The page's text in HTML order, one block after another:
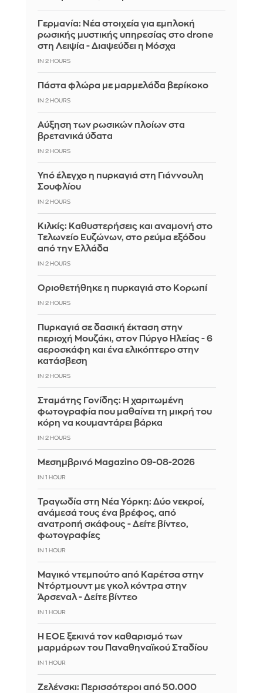
Γερμανία: Νέα στοιχεία για εμπλοκή
ρωσικής μυστικής υπηρεσίας στο drone
στη Λειψία - Διαψεύδει η Μόσχα
IN 2 HOURS
Πάστα φλώρα με μαρμελάδα βερίκοκο
IN 2 HOURS
Αύξηση των ρωσικών πλοίων στα
βρετανικά ύδατα
IN 2 HOURS
Υπό έλεγχο η πυρκαγιά στη Γιάννουλη
Σουφλίου
IN 2 HOURS
Κιλκίς: Καθυστερήσεις και αναμονή στο
Τελωνείο Ευζώνων, στο ρεύμα εξόδου
από την Ελλάδα
IN 2 HOURS
Οριοθετήθηκε η πυρκαγιά στο Κορωπί
IN 2 HOURS
Πυρκαγιά σε δασική έκταση στην
περιοχή Μουζάκι, στον Πύργο Ηλείας - 6
αεροσκάφη και ένα ελικόπτερο στην
κατάσβεση
IN 2 HOURS
Σταμάτης Γονίδης: Η χαριτωμένη
φωτογραφία που μαθαίνει τη μικρή του
κόρη να κουμαντάρει βάρκα
IN 2 HOURS
Μεσημβρινό Magazino 09-08-2026
IN 1 HOUR
Τραγωδία στη Νέα Υόρκη: Δύο νεκροί,
ανάμεσά τους ένα βρέφος, από
ανατροπή σκάφους - Δείτε βίντεο,
φωτογραφίες
IN 1 HOUR
Μαγικό ντεμπούτο από Καρέτσα στην
Ντόρτμουντ με γκολ κόντρα στην
Άρσεναλ - Δείτε βίντεο
IN 1 HOUR
Η ΕΟΕ ξεκινά τον καθαρισμό των
μαρμάρων του Παναθηναϊκού Σταδίου
IN 1 HOUR
Ζελένσκι: Περισσότεροι από 50.000